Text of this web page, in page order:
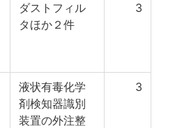
ダストフィル
タほか２件
3
液状有毒化学
剤検知器識別
装置の外注整
3